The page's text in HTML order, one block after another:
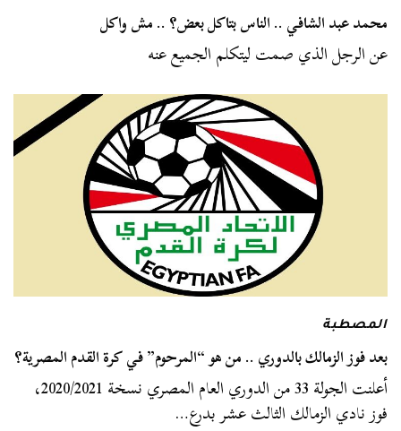
محمد عبد الشافي .. الناس بتاكل بعض؟ .. مش واكل
عن الرجل الذي صمت ليتكلم الجميع عنه
المصطبة
بعد فوز الزمالك بالدوري .. من هو “المرحوم” في كرة القدم المصرية؟
أعلنت الجولة 33 من الدوري العام المصري نسخة 2020/2021،
فوز نادي الزمالك الثالث عشر بدرع…